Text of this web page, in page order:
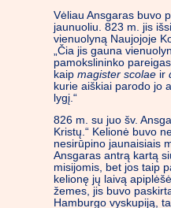
Vėliau Ansgaras buvo
jaunuoliu. 823 m. jis
vienuolyną Naujojoje
„Čia jis gauna
pamokslininko
kaip magister scolae ir
kurie aiškiai parodo jo
lygį.“
826 m. su juo šv.
Kristų.“ Kelionė buvo
nesirūpino jaunaisiais
Ansgaras antrą kartą
misijomis, bet jos taip
kelionę jų laivą
žemes, jis buvo
Hamburgo vyskupiją,